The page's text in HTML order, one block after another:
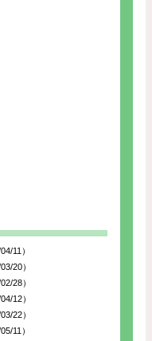
11）
20）
28）
12）
22）
11）